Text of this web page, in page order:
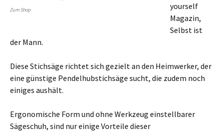
Zum Shop
yourself
Magazin,
Selbst ist
der Mann.
Diese Stichsäge richtet sich gezielt an den Heimwerker, der
eine günstige Pendelhubstichsäge sucht, die zudem noch
einiges aushält.
Ergonomische Form und ohne Werkzeug einstellbarer
Sägeschuh, sind nur einige Vorteile dieser